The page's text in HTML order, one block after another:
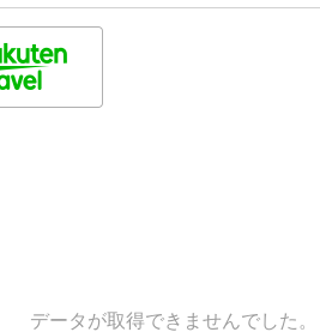
データが取得できませんでした